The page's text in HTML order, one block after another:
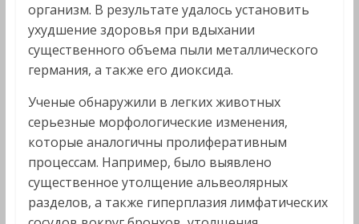
организм. В результате удалось установить
ухудшение здоровья при вдыхании
существенного объема пыли металлического
германия, а также его диоксида.
Ученые обнаружили в легких животных
серьезные морфологические изменения,
которые аналогичны пролиферативным
процессам. Например, было выявлено
существенное утолщение альвеолярных
разделов, а также гиперплазия лимфатических